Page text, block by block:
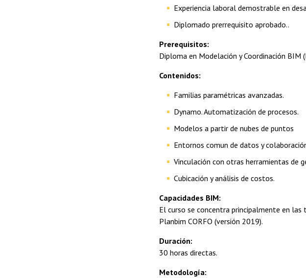
Experiencia laboral demostrable en
Diplomado prerrequisito aprobado..
Prerequisitos:
Diploma en Modelación y Coordinación BIM
Contenidos:
Familias paramétricas avanzadas.
Dynamo. Automatización de procesos.
Modelos a partir de nubes de puntos
Entornos comun de datos y
Vinculación con otras herramientas
Cubicación y análisis de costos.
Capacidades BIM:
El curso se concentra principalmente en
Planbim CORFO
Duración:
30 horas directas.
Metodología: